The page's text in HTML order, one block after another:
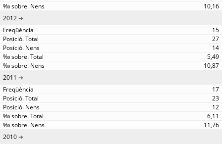
10,16
2012
15
27
14
5,49
10,87
2011
17
23
12
6,11
11,76
2010